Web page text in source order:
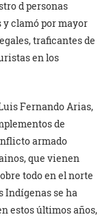
d personas
clamó por mayor
traficantes de
en los
Fernando Arias,
de
armado
que vienen
todo en el norte
Indígenas se ha
estos últimos años,